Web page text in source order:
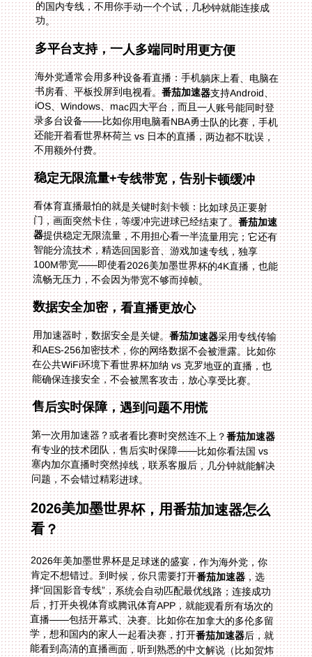
功。
多平台支持，一人多端同时用更方便
海外党通常会用多种设备看直播：手机躺床上看、电脑在
书房看、平板投屏到电视看。番茄加速器支持Android、
iOS、Windows、mac四大平台，而且一人账号能同时登
录多台设备——比如你用电脑看NBA勇士队的比赛，手机
还能开着看世界杯荷兰 vs 日本的直播，两边都不耽误，
不用额外付费。
稳定无限流量+专线带宽，告别卡顿缓冲
看体育直播最怕的就是关键时刻卡顿：比如球员正要射
门，画面突然卡住，等缓冲完进球已经结束了。番茄加速
器提供稳定无限流量，不用担心看一半流量用完；它还有
智能分流技术，精选回国影音、游戏加速专线，独享
100M带宽——即使看2026美加墨世界杯的4K直播，也能
流畅无压力，不会因为带宽不够而掉帧。
数据安全加密，看直播更放心
用加速器时，数据安全是关键。番茄加速器采用专线传输
和AES-256加密技术，你的网络数据不会被泄露。比如你
在公共WiFi环境下看世界杯加纳 vs 克罗地亚的直播，也
能确保连接安全，不会被黑客攻击，放心享受比赛。
售后实时保障，遇到问题不用慌
第一次用加速器？或者看比赛时突然连不上？番茄加速器
有专业的技术团队，售后实时保障——比如你看法国 vs
塞内加尔直播时突然掉线，联系客服后，几分钟就能解决
问题，不会错过精彩进球。
2026美加墨世界杯，用番茄加速器怎么
看？
2026年美加墨世界杯是足球迷的盛宴，作为海外党，你
肯定不想错过。到时候，你只需要打开番茄加速器，选
择“回国影音专线”，系统会自动匹配最优线路；连接成功
后，打开央视体育或腾讯体育APP，就能观看所有场次的
直播——包括开幕式、决赛。比如你在加拿大的多伦多留
学，想和国内的家人一起看决赛，打开番茄加速器后，就
能看到高清的直播画面，听到熟悉的中文解说（比如贺炜
老师的经典评论），仿佛置身国内的客厅里，和家人一起